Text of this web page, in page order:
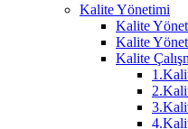
Kalite Yönetimi
Kalite
Kalite
Kalite